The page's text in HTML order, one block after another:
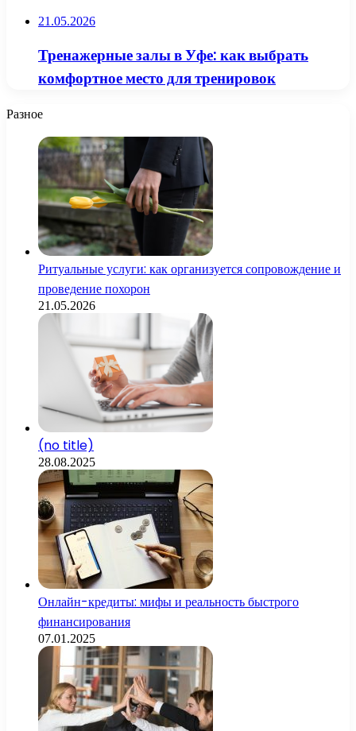
21.05.2026
Тренажерные залы в Уфе: как выбрать
комфортное место для тренировок
Разное
Ритуальные услуги: как организуется сопровождение и
проведение похорон
21.05.2026
(no title)
28.08.2025
Онлайн-кредиты: мифы и реальность быстрого
финансирования
07.01.2025